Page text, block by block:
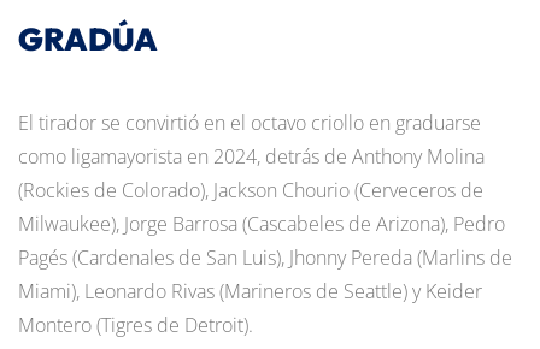
GRADÚA
El tirador se convirtió en el octavo criollo en graduarse
como ligamayorista en 2024, detrás de Anthony Molina
(Rockies de Colorado), Jackson Chourio (Cerveceros de
Milwaukee), Jorge Barrosa (Cascabeles de Arizona), Pedro
Pagés (Cardenales de San Luis), Jhonny Pereda (Marlins de
Miami), Leonardo Rivas (Marineros de Seattle) y Keider
Montero (Tigres de Detroit).